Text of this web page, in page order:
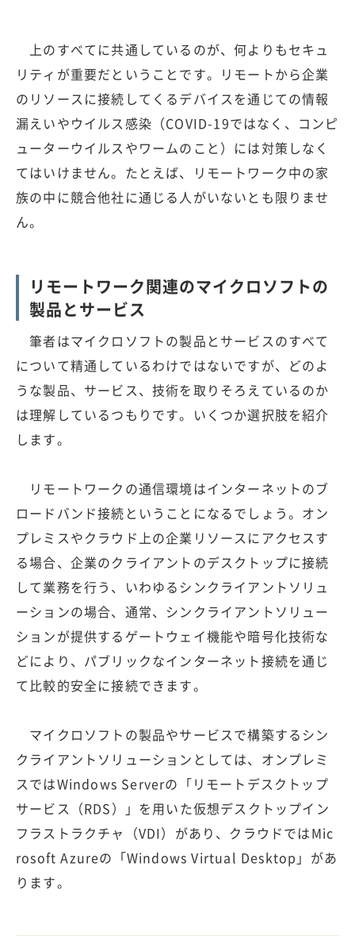
上のすべてに共通しているのが、何よりもセキュ
リティが重要だということです。リモートから企業
のリソースに接続してくるデバイスを通じての情報
漏えいやウイルス感染（COVID-19ではなく、コンピ
ューターウイルスやワームのこと）には対策しなく
てはいけません。たとえば、リモートワーク中の家
族の中に競合他社に通じる人がいないとも限りませ
ん。
リモートワーク関連のマイクロソフトの
製品とサービス
筆者はマイクロソフトの製品とサービスのすべて
について精通しているわけではないですが、どのよ
うな製品、サービス、技術を取りそろえているのか
は理解しているつもりです。いくつか選択肢を紹介
します。
リモートワークの通信環境はインターネットのブ
ロードバンド接続ということになるでしょう。オン
プレミスやクラウド上の企業リソースにアクセスす
る場合、企業のクライアントのデスクトップに接続
して業務を行う、いわゆるシンクライアントソリュ
ーションの場合、通常、シンクライアントソリュー
ションが提供するゲートウェイ機能や暗号化技術な
どにより、パブリックなインターネット接続を通じ
て比較的安全に接続できます。
マイクロソフトの製品やサービスで構築するシン
クライアントソリューションとしては、オンプレミ
スではWindows Serverの「リモートデスクトップ
サービス（RDS）」を用いた仮想デスクトップイン
フラストラクチャ（VDI）があり、クラウドではMic
rosoft Azureの「Windows Virtual Desktop」があ
ります。